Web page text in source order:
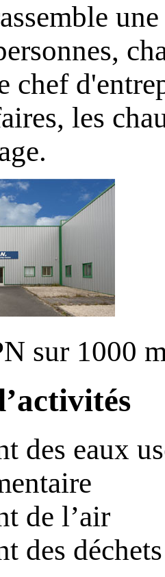
chef
les
sur 1000
des eaux
de l’air
des déchets